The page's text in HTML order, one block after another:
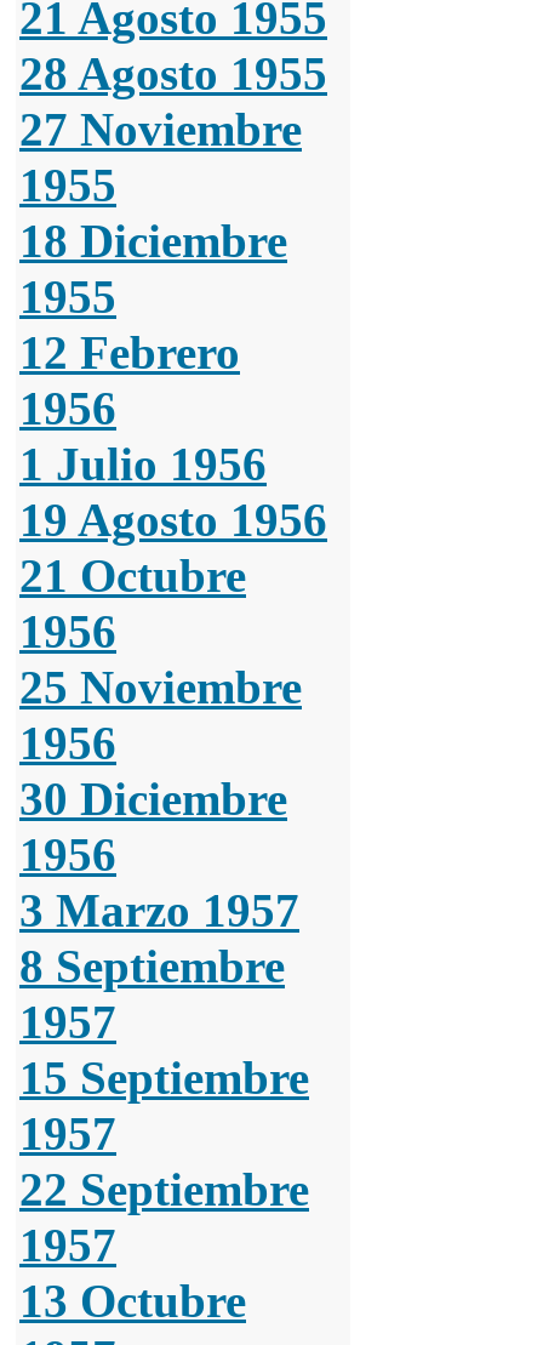
21 Agosto 1955
28 Agosto 1955
27 Noviembre
1955
18 Diciembre
1955
12 Febrero
1956
1 Julio 1956
19 Agosto 1956
21 Octubre
1956
25 Noviembre
1956
30 Diciembre
1956
3 Marzo 1957
8 Septiembre
1957
15 Septiembre
1957
22 Septiembre
1957
13 Octubre